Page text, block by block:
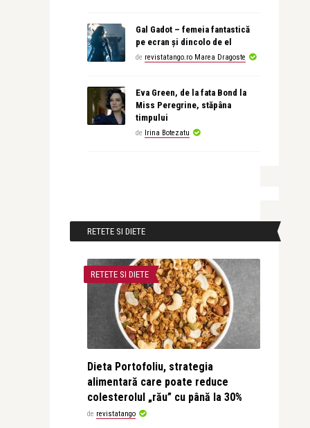
Gal Gadot – femeia fantastică
pe ecran și dincolo de el
de revistatango.ro Marea Dragoste
Eva Green, de la fata Bond la
Miss Peregrine, stăpâna
timpului
de Irina Botezatu
RETETE SI DIETE
RETETE SI DIETE
Dieta Portofoliu, strategia
alimentară care poate reduce
colesterolul „rău” cu până la 30%
de revistatango